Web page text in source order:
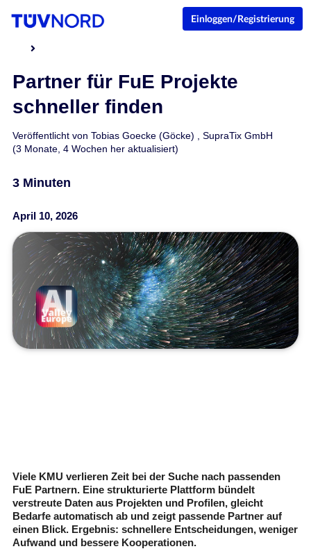
Einloggen/Registrierung
3 Minuten
April 10, 2026
Partner für FuE Projekte
schneller finden
Veröffentlicht von Tobias Goecke (Göcke)
SupraTix GmbH
(3 Monate, 4 Wochen her aktualisiert)
Viele KMU verlieren Zeit bei der Suche nach passenden
FuE Partnern. Eine strukturierte Plattform bündelt
verstreute Daten aus Projekten und Profilen, gleicht
Bedarfe automatisch ab und zeigt passende Partner auf
einen Blick. Ergebnis: schnellere Entscheidungen, weniger
Aufwand und bessere Kooperationen.